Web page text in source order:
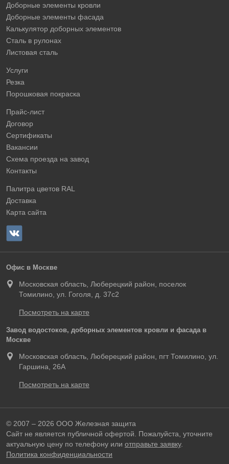
Доборные элементы кровли
Доборные элементы фасада
Калькулятор доборных элементов
Сталь в рулонах
Листовая сталь
Услуги
Резка
Порошковая покраска
Прайс-лист
Договор
Сертификаты
Вакансии
Схема проезда на завод
Контакты
Палитра цветов RAL
Доставка
Карта сайта
Офис в Москве
Московская область, Люберецкий район, поселок
Томилино, ул. Гоголя, д. 37с2
Посмотреть на карте
Завод водостоков, доборных элементов кровли и фасада в
Москве
Московская область, Люберецкий район, пгт Томилино, ул.
Гаршина, 26А
Посмотреть на карте
© 2007 – 2026 ООО Железная защита
Сайт не является публичной офертой. Пожалуйста, уточните
актуальную цену по телефону или отправьте заявку.
Политика конфиденциальности